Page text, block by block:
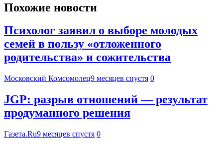
Похожие новости
Психолог заявил о выборе молодых
семей в пользу «отложенного
родительства» и сожительства
Московский Комсомолец9 месяцев спустя 0
JGP: разрыв отношений — результат
продуманного решения
Газета.Ru9 месяцев спустя 0